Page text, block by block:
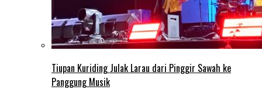
Tiupan Kuriding Julak Larau dari Pinggir Sawah ke
Panggung Musik